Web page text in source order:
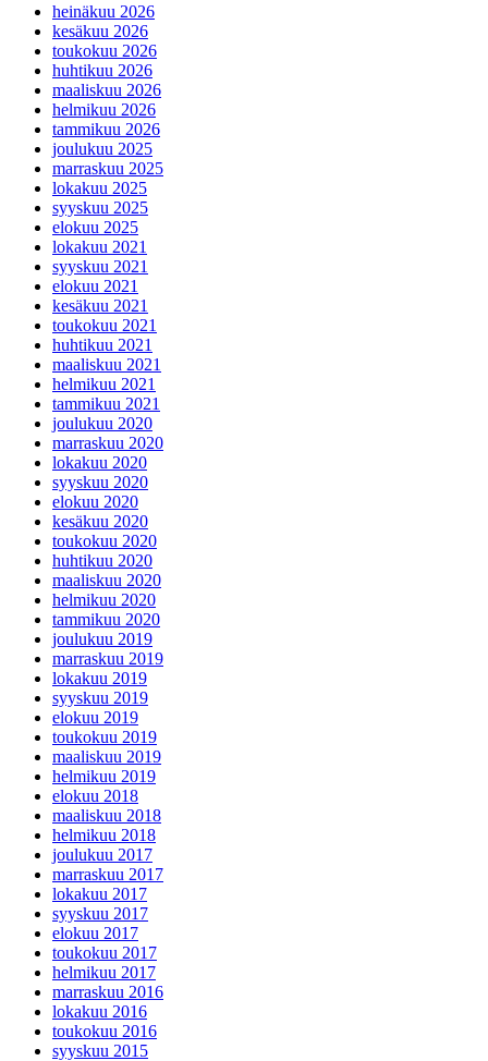
heinäkuu 2026
kesäkuu 2026
toukokuu 2026
huhtikuu 2026
maaliskuu 2026
helmikuu 2026
tammikuu 2026
joulukuu 2025
marraskuu 2025
lokakuu 2025
syyskuu 2025
elokuu 2025
lokakuu 2021
syyskuu 2021
elokuu 2021
kesäkuu 2021
toukokuu 2021
huhtikuu 2021
maaliskuu 2021
helmikuu 2021
tammikuu 2021
joulukuu 2020
marraskuu 2020
lokakuu 2020
syyskuu 2020
elokuu 2020
kesäkuu 2020
toukokuu 2020
huhtikuu 2020
maaliskuu 2020
helmikuu 2020
tammikuu 2020
joulukuu 2019
marraskuu 2019
lokakuu 2019
syyskuu 2019
elokuu 2019
toukokuu 2019
maaliskuu 2019
helmikuu 2019
elokuu 2018
maaliskuu 2018
helmikuu 2018
joulukuu 2017
marraskuu 2017
lokakuu 2017
syyskuu 2017
elokuu 2017
toukokuu 2017
helmikuu 2017
marraskuu 2016
lokakuu 2016
toukokuu 2016
syyskuu 2015